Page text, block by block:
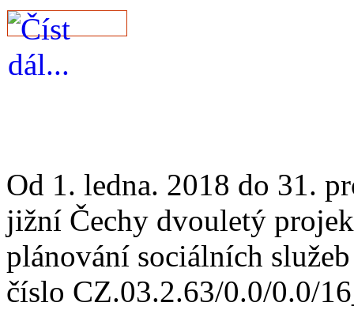
Od 1. ledna. 2018 do 31.
jižní Čechy dvouletý
plánování sociálních
číslo CZ.03.2.63/0.0/0.0/